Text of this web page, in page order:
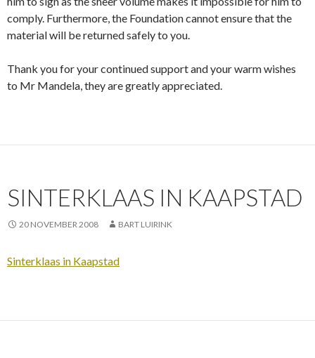
comply. Furthermore, the Foundation cannot ensure that the
material will be returned safely to you.
Thank you for your continued support and your warm wishes
to Mr Mandela, they are greatly appreciated.
SINTERKLAAS IN KAAPSTAD
20 NOVEMBER 2008 BART LUIRINK
Sinterklaas in Kaapstad